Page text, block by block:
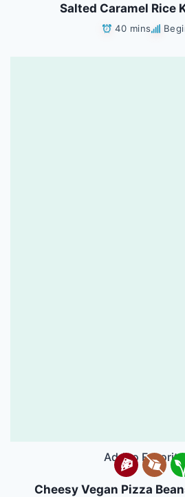
Salted Caramel Rice
40 mins
Add to
Cheesy Vegan Pizza